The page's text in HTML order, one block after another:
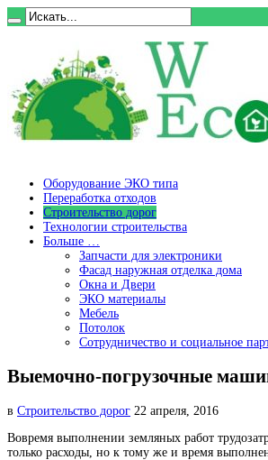
Оборудование ЭКО типа
Переработка отходов
Строительство дорог
Технологии строительства
Больше …
Запчасти для электроники
Фасад наружная отделка дома
Окна и Двери
ЭКО материалы
Мебель
Потолок
Сотрудничество и социальное
Выемочно-погрузочные
в Строительство дорог 22 апреля, 2016
Вовремя выполнении земляных работ
только расходы, но к тому же и время